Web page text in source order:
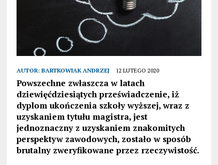
AUTOR: BARTKOWIAK ANDRZEJ 12 LUTEGO 2020
Powszechne zwłaszcza w latach
dziewięćdziesiątych przeświadczenie, iż
dyplom ukończenia szkoły wyższej, wraz z
uzyskaniem tytułu magistra, jest
jednoznaczny z uzyskaniem znakomitych
perspektyw zawodowych, zostało w sposób
brutalny zweryfikowane przez rzeczywistość.